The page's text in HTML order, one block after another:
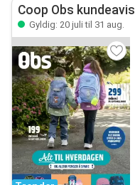
Coop Obs kundeavis
Gyldig: 20 juli til 31 aug.